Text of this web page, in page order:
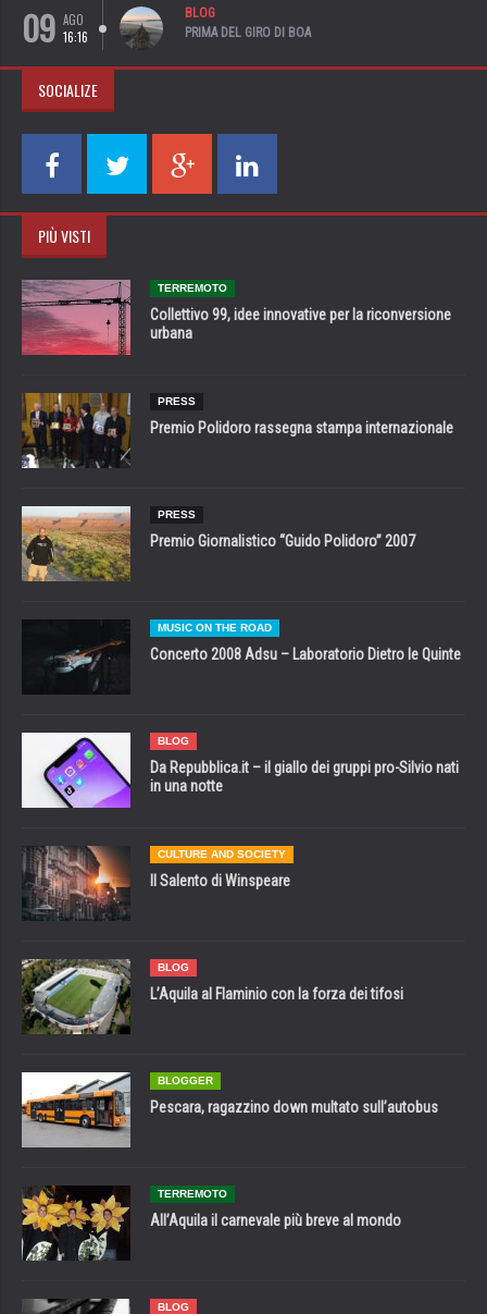
09 AGO
16:16
BLOG
PRIMA DEL GIRO DI BOA
SOCIALIZE
PIÙ VISTI
TERREMOTO
Collettivo 99, idee innovative per la riconversione
urbana
PRESS
Premio Polidoro rassegna stampa internazionale
PRESS
Premio Giornalistico “Guido Polidoro” 2007
MUSIC ON THE ROAD
Concerto 2008 Adsu – Laboratorio Dietro le Quinte
BLOG
Da Repubblica.it – il giallo dei gruppi pro-Silvio nati
in una notte
CULTURE AND SOCIETY
Il Salento di Winspeare
BLOG
L’Aquila al Flaminio con la forza dei tifosi
BLOGGER
Pescara, ragazzino down multato sull’autobus
TERREMOTO
All’Aquila il carnevale più breve al mondo
BLOG